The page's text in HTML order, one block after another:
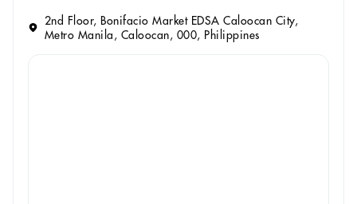
2nd Floor, Bonifacio Market EDSA Caloocan City,
Metro Manila, Caloocan, 000, Philippines